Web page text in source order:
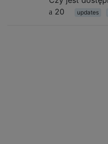
20
updates